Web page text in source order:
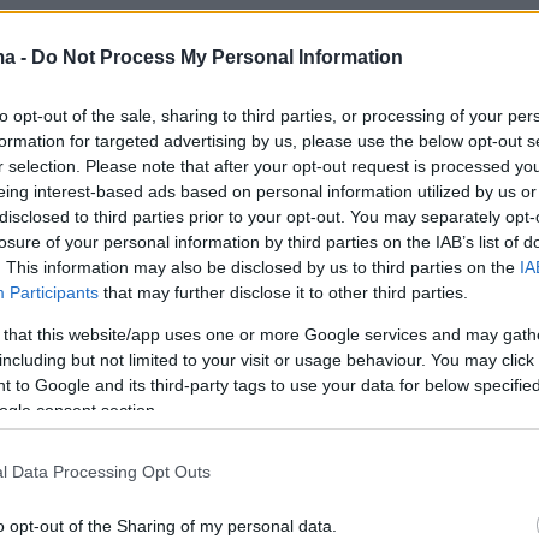
- Do Not Process My Personal Information
opt-out of the sale, sharing to third parties, or processing of your
for targeted advertising by us, please use the below opt-out
selection. Please note that after your opt-out request is processed
interest-based ads based on personal information utilized by us
to third parties prior to your opt-out. You may separately
of your personal information by third parties on the IAB’s list of
This information may also be disclosed by us to third parties on the
Participants that may further disclose it to other third parties.
that this website/app uses one or more Google services and may
but not limited to your visit or usage behaviour. You may
to Google and its third-party tags to use your data for below
consent section.
Data Processing Opt Outs
opt-out of the Sharing of my personal data.
επίσης ότι το ιρανικό πυρηνικό
οδηγηθεί «χρόνια πίσω».
ευρώ στην Ομοσπονδία Άρσης Βαρών
ντόπινγκ μέσα σε ένα χρόνο
έστειλε πράκτορες στο Φορντό μετά τις
είπαν πως αφανίστηκε εντελώς